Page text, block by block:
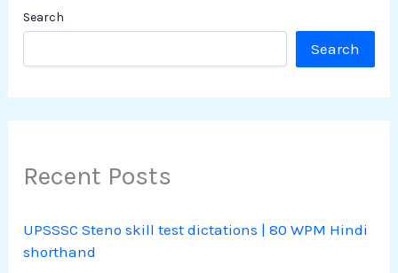
Search
Search
Recent Posts
UPSSSC Steno skill test dictations | 80 WPM Hindi
shorthand